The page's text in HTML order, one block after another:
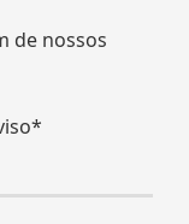
de nossos